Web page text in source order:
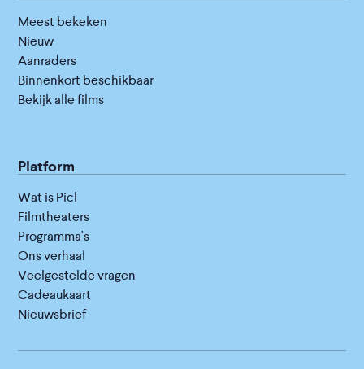
Meest bekeken
Nieuw
Aanraders
Binnenkort beschikbaar
Bekijk alle films
Platform
Wat is Picl
Filmtheaters
Programma's
Ons verhaal
Veelgestelde vragen
Cadeaukaart
Nieuwsbrief